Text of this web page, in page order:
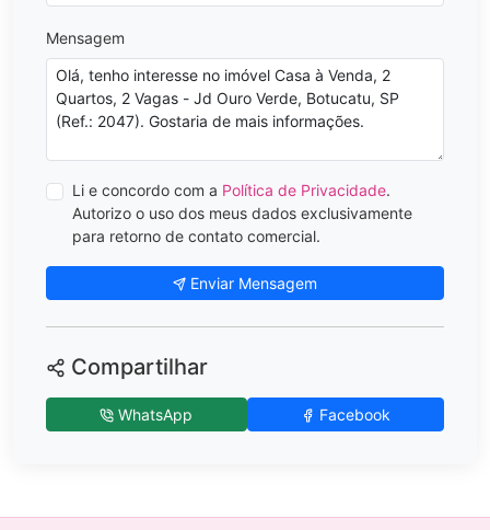
Mensagem
Li e concordo com a Política de Privacidade.
Autorizo o uso dos meus dados exclusivamente
para retorno de contato comercial.
Enviar Mensagem
Compartilhar
WhatsApp Facebook